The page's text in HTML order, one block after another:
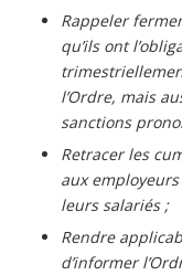
Rappeler
qu’ils ont
l’Ordre, mais
sanctions
Retracer les
aux
leurs salariés ;
Rendre
d’informer